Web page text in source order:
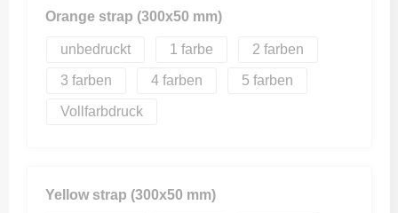
Orange strap (300x50 mm)
unbedruckt 1 2
3 4 5
Vollfarbdruck
Yellow strap (300x50 mm)